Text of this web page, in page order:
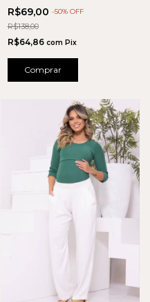
R$69,00 -50% OFF
R$138,00
R$64,86 com Pix
Comprar